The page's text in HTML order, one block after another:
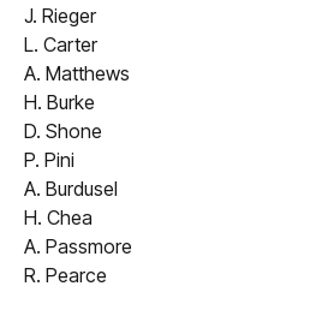
J. Rieger
L. Carter
A. Matthews
H. Burke
D. Shone
P. Pini
A. Burdusel
H. Chea
A. Passmore
R. Pearce